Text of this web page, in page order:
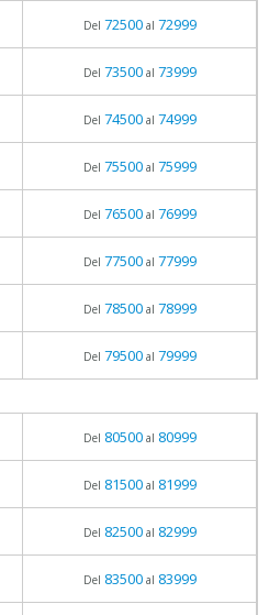
Del 72500al 72999
Del 73500al 73999
Del 74500al 74999
Del 75500al 75999
Del 76500al 76999
Del 77500al 77999
Del 78500al 78999
Del 79500al 79999
Del 80500al 80999
Del 81500al 81999
Del 82500al 82999
Del 83500al 83999